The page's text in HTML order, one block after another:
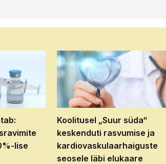
lise
Koolitusel „Suur süda“
keskenduti rasvumise ja
kardiovaskulaarhaiguste
seosele läbi elukaare